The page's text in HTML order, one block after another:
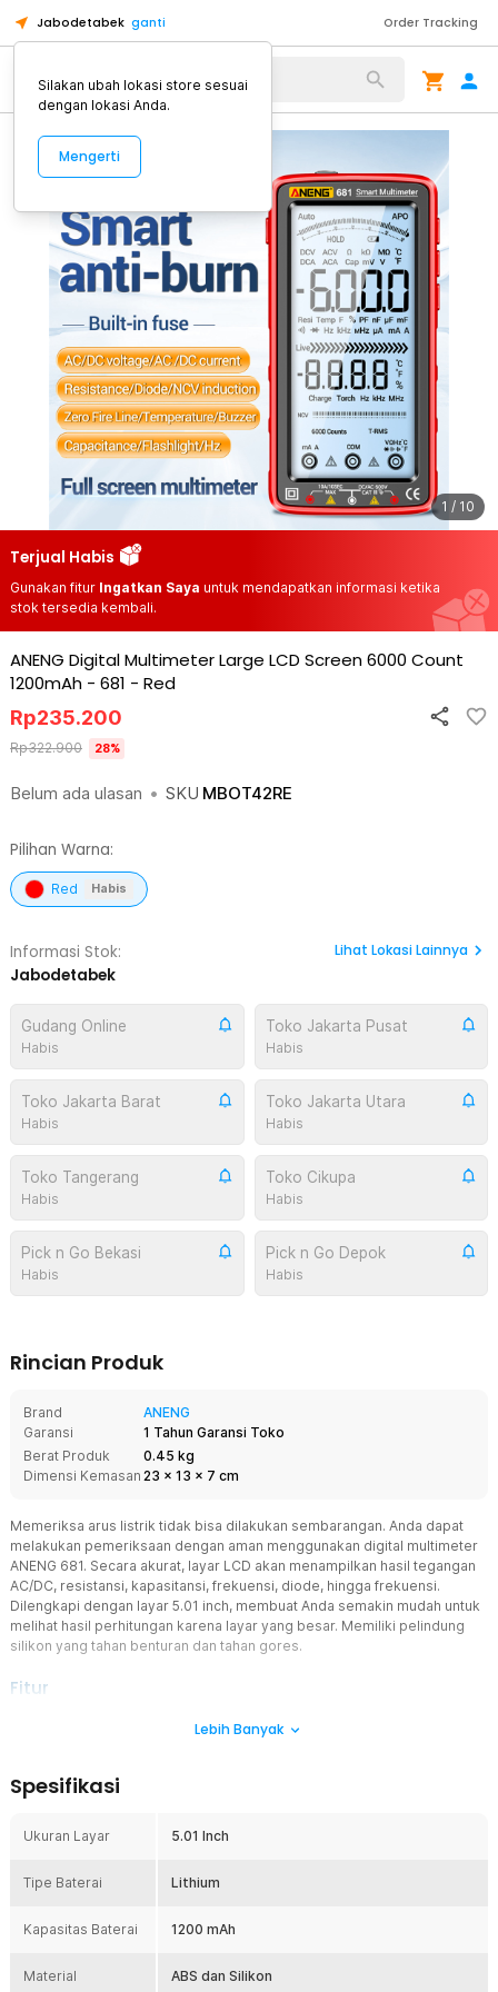
Jabodetabek ganti Order Tracking
Alat Kopi
1 / 10
Terjual Habis
Gunakan fitur Ingatkan Saya untuk mendapatkan informasi ketika
stok tersedia kembali.
ANENG Digital Multimeter Large LCD Screen 6000 Count
1200mAh - 681 - Red
Belum ada ulasan • SKU MBOT42RE
Rp235.200
Rp322.900 28%
Pilihan Warna:
Red Habis
Informasi Stok:
Jabodetabek
Lihat Lokasi Lainnya
Gudang Online
Habis
Toko Jakarta Pusat
Habis
Toko Jakarta Barat
Habis
Toko Jakarta Utara
Habis
Toko Tangerang
Habis
Toko Cikupa
Habis
Pick n Go Bekasi
Habis
Pick n Go Depok
Habis
Rincian Produk
Brand
ANENG
Garansi
1 Tahun Garansi Toko
Berat Produk
0.45 kg
Dimensi Kemasan 23 x 13 x 7 cm
Memeriksa arus listrik tidak bisa dilakukan sembarangan. Anda dapat
melakukan pemeriksaan dengan aman menggunakan digital multimeter
ANENG 681. Secara akurat, layar LCD akan menampilkan hasil tegangan
AC/DC, resistansi, kapasitansi, frekuensi, diode, hingga frekuensi.
Dilengkapi dengan layar 5.01 inch, membuat Anda semakin mudah untuk
melihat hasil perhitungan karena layar yang besar. Memiliki pelindung
silikon yang tahan benturan dan tahan gores.
Fitur
Multimeter Terbaik untuk Teknisi Listrik
dengan kebutuhan. Alat ini mampu mengukur tegangan AC/DC, arus
Dengan banyak fitur yang dalam satu alat, tak diragukan lagi alat ini
akan sangat membantu Anda. ANENG 681 mampu megukur hingga
Anda bisa memeriksa kabel yang rusak dengan menggunakan
sensor NCV. Cukup dengan menekan tombol NCV dengan lama
diperiksa. Layar akan menunjukan tanda "- - - " dan bunyi secara
Lebih Banyak
Spesifikasi
Ukuran Layar 5.01 Inch
Tipe Baterai Lithium
Kapasitas Baterai 1200 mAh
Material ABS dan Silikon
Silakan ubah lokasi store sesuai
dengan lokasi Anda.
Mengerti